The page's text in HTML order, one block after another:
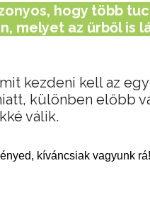
hogy több
melyet az űrből is
kezdeni kell az
különben előbb
válik.
kíváncsiak vagyunk rá!